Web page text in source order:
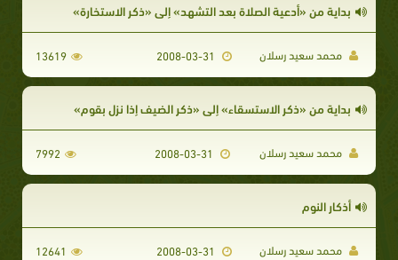
بداية من «أدعية الصلاة بعد التشهد» إلى «ذكر الاستخارة»
محمد سعيد رسلان 13619
بداية من «ذكر الاستسقاء» إلى «ذكر الضيف إذا نزل بقوم»
محمد سعيد رسلان 7992
أذكار النوم
محمد سعيد رسلان 12641